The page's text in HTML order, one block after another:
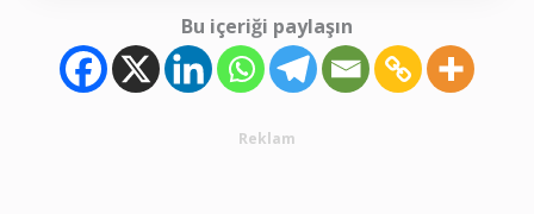
Bu içeriği paylaşın
Reklam